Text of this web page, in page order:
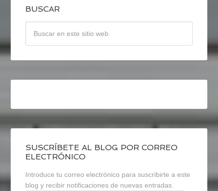
BUSCAR
SUSCRÍBETE AL BLOG POR CORREO
ELECTRÓNICO
Introduce tu correo electrónico para suscribirte a este
blog y recibir notificaciones de nuevas entradas.